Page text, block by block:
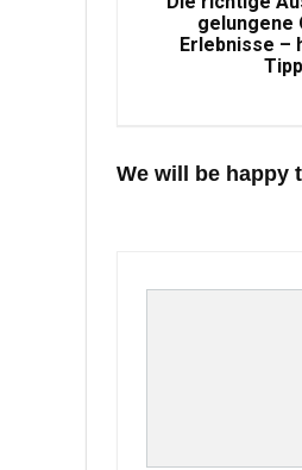
gelungene
Erlebnisse –
We will be happy